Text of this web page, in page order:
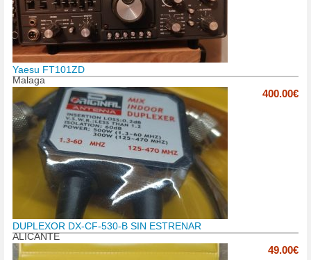
Yaesu FT101ZD
Malaga
400.00€
DUPLEXOR DX-CF-530-B SIN ESTRENAR
ALICANTE
49.00€